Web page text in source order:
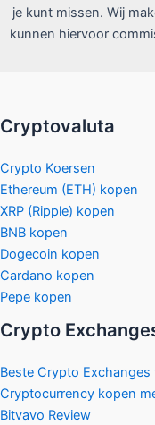
je kunt missen. Wij
kunnen hiervoor
Cryptovaluta
Crypto Koersen
Ethereum (ETH) kopen
XRP (Ripple) kopen
BNB kopen
Dogecoin kopen
Cardano kopen
Pepe kopen
Crypto
Beste Crypto Exchanges
Cryptocurrency kopen
Bitvavo Review